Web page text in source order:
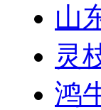
山
灵
鸿